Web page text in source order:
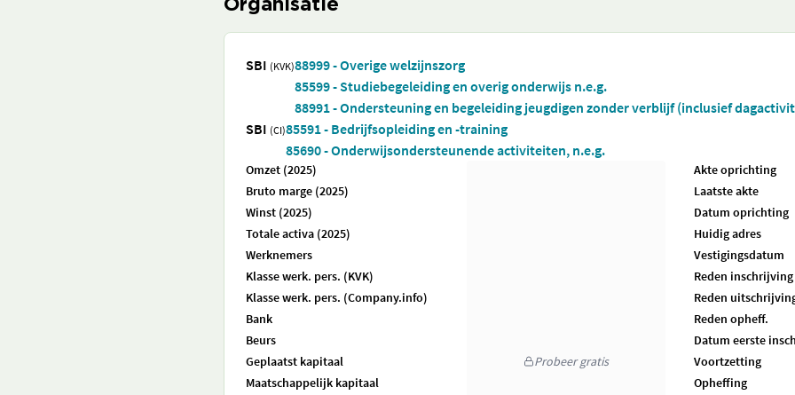
Organisatie
SBI (KVK)88999 - Overige welzijnszorg
85599 - Studiebegeleiding en overig onderwijs n.e.g.
88991 - Ondersteuning en begeleiding jeugdigen zonder verblijf (inclusief
SBI (CI)85591 - Bedrijfsopleiding en -training
85690 - Onderwijsondersteunende activiteiten, n.e.g.
Omzet (2025)
Bruto marge (2025)
Winst (2025)
Totale activa (2025)
Werknemers
Klasse werk. pers. (KVK)
Klasse werk. pers. (Company.info)
Bank
Beurs
Geplaatst kapitaal
Maatschappelijk kapitaal
Probeer gratis
Akte oprichting
Laatste akte
Datum oprichting
Huidig adres
Vestigingsdatum
Reden inschrijving
Reden
Reden opheff.
Datum eerste
Voortzetting
Opheffing